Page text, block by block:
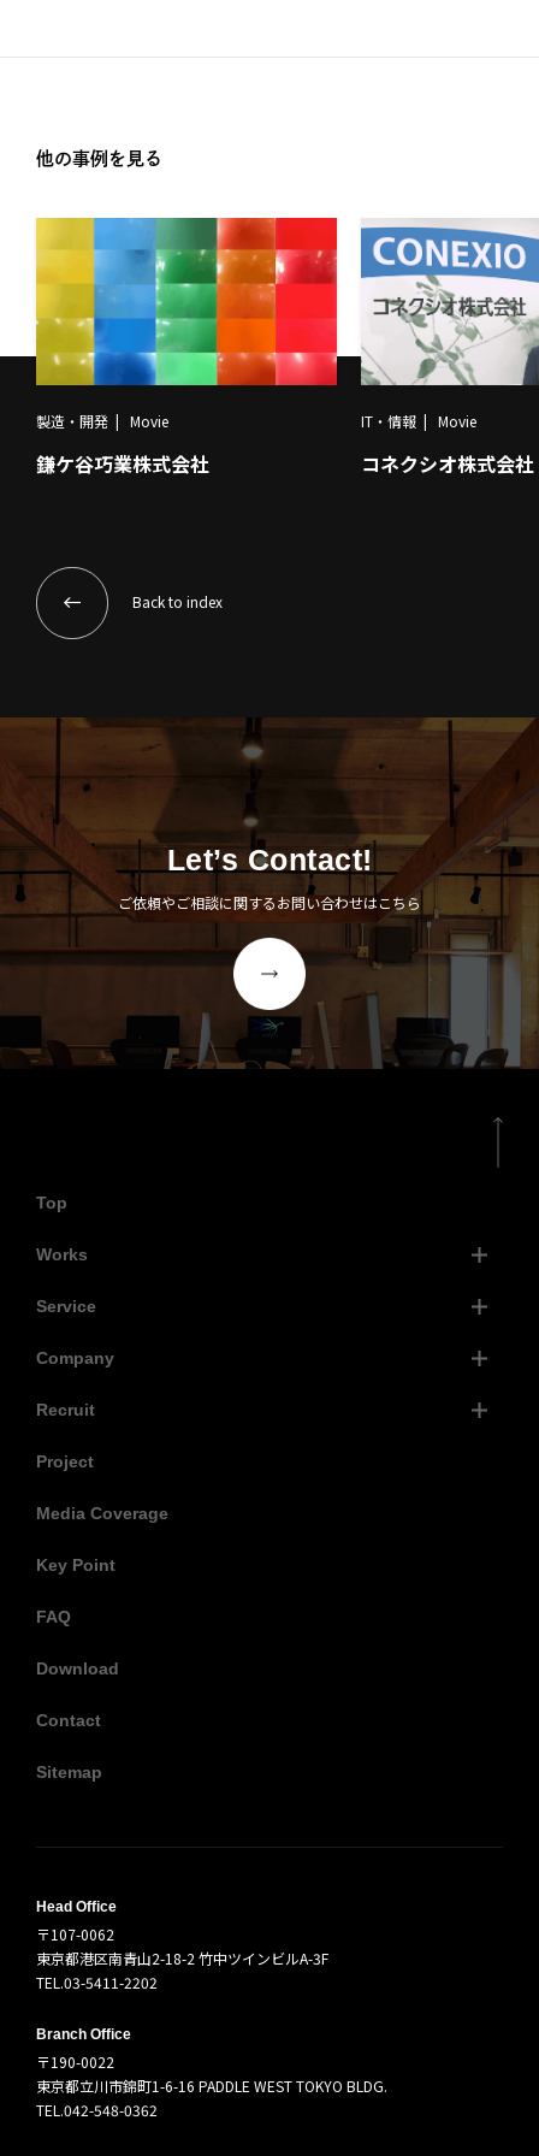
他の事例を見る
製造・開発 Movie
鎌ケ谷巧業株式会社
IT・情報 Movie
コネクシオ株式会社
Back to index
Let’s Contact!
ご依頼やご相談に関するお問い合わせはこちら
Top
Works
Service
Company
Recruit
Project
Media Coverage
Key Point
FAQ
Download
Contact
Sitemap
Head Office
〒107-0062
東京都港区南青山2-18-2 竹中ツインビルA-3F
TEL.03-5411-2202
Branch Office
〒190-0022
東京都立川市錦町1-6-16 PADDLE WEST TOKYO BLDG.
TEL.042-548-0362